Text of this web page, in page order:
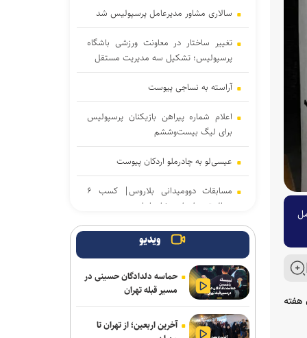
کامل
ملی ایران هفته
سالاری مشاور مدیرعامل پرسپولیس شد
تغییر ساختار در معاونت ورزشی باشگاه
پرسپولیس؛ تشکیل سه مدیریت مستقل
آراسته به نساجی پیوست
اعلام شماره پیراهن بازیکنان پرسپولیس
برای لیگ بیست‌وششم
عیسی‌لو به چادرملو اردکان پیوست
مسابقات دوومیدانی بلاروس| کسب ۶
مدال توسط ملی‌پوشان ایران
بیانی: ۴۰۰ هزار دلار صرف وکلای خارجی
گذاشت
تکواندو هانمادانگ ۲۰۲۶| پایان کار
نمایندگان ایران با کسب ۲۶ مدال
ویدیو
حماسه دلدادگان حسینی در
مسیر قبله تهران
آخرین اربعین؛ از تهران تا